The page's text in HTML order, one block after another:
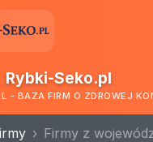
Rybki-Seko.pl
- BAZA FIRM O ZDROWEJ
Firmy z